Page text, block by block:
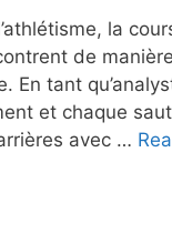
la
de
En tant
et chaque
avec …